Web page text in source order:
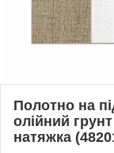
Полотно на
олійний
натяжка